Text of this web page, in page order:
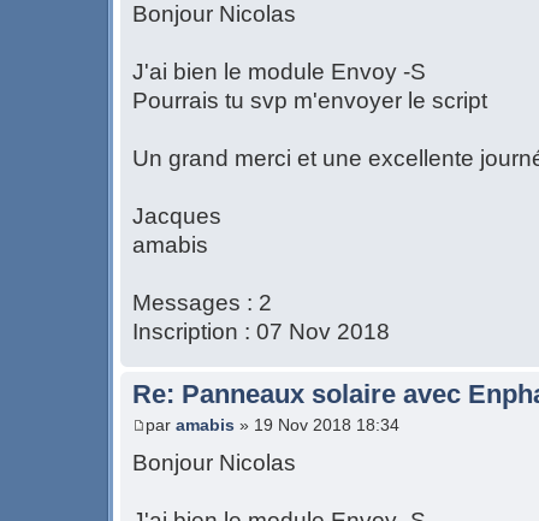
Bonjour Nicolas
J'ai bien le module Envoy -S
Pourrais tu svp m'envoyer le script
Un grand merci et une excellente
Jacques
amabis
Messages : 2
Inscription : 07 Nov 2018
Re: Panneaux solaire avec
par amabis » 19 Nov 2018 18:34
Bonjour Nicolas